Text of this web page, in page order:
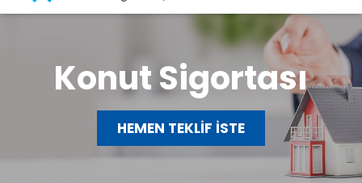
Konut Sigortası
HEMEN TEKLİF İSTE